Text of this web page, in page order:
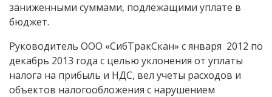
заниженными суммами, подлежащими уплате в
бюджет.
Руководитель ООО «СибТракСкан» с января 2012 по
декабрь 2013 года с целью уклонения от уплаты
налога на прибыль и НДС, вел учеты расходов и
объектов налогообложения с нарушением